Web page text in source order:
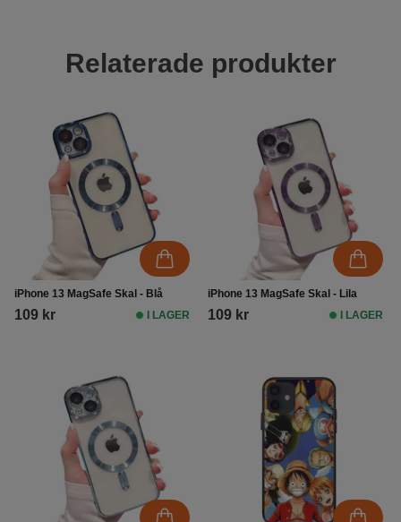
Relaterade produkter
iPhone 13 MagSafe Skal - Blå
109 kr I LAGER
iPhone 13 MagSafe Skal - Lila
109 kr I LAGER